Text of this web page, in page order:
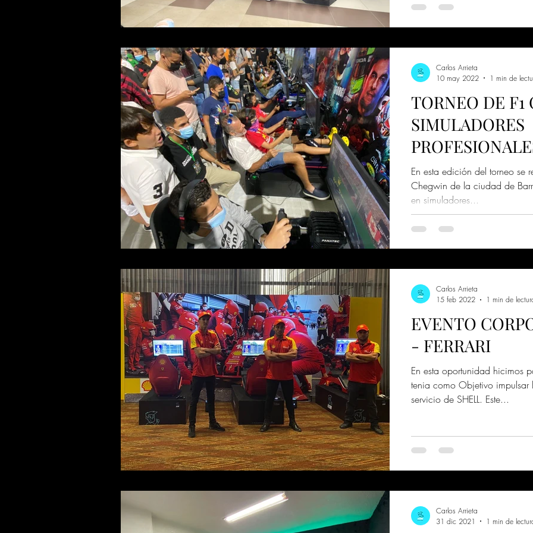
TORNEO DE F1
SIMULADORES
SOY GEEK
En esta edición del torneo se
Chegwin de la ciudad de
en simuladores...
Carlos Arrieta
10 may 2022
1 min de
EVENTO
- FERRARI
En esta oportunidad hicimos
tenia como Objetivo impulsar
servicio de SHELL. Este...
Carlos Arrieta
15 feb 2022
1 min de
Carlos Arrieta
31 dic 2021
1 min de